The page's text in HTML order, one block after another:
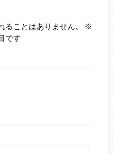
ることはありません。
※
です